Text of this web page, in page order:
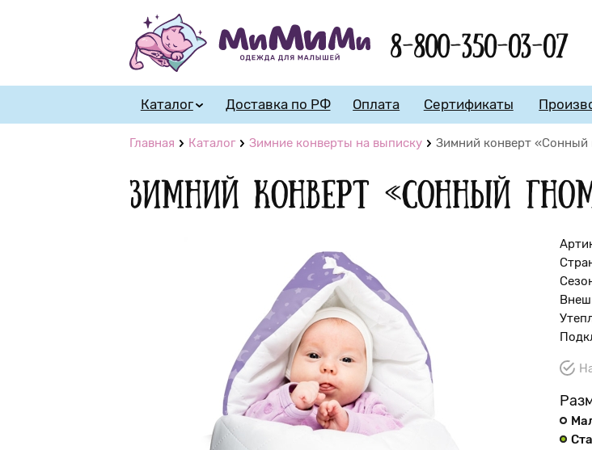
8-800-350-03-07
Каталог Доставка по РФ Оплата Сертификаты
Главная Каталог Зимние конверты на выписку Зимний конверт «Сонный
Зимний конверт «Сонный